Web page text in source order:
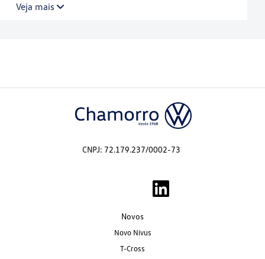
Veja mais
CNPJ: 72.179.237/0002-73
Novos
Novo Nivus
T-Cross